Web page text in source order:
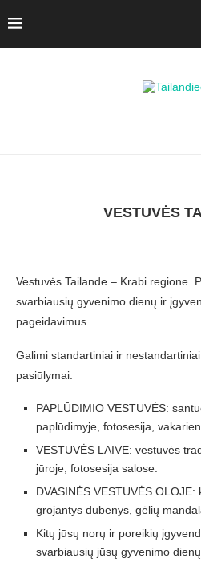
VESTUVĖS
Vestuvės Tailande – Krabi regione.
svarbiausių gyvenimo dienų ir
pageidavimus.
Galimi standartiniai ir
pasiūlymai:
PAPLŪDIMIO VESTUVĖS:
paplūdimyje, fotosesija,
VESTUVĖS LAIVE: vestuvės
jūroje, fotosesija salose.
DVASINĖS VESTUVĖS
grojantys dubenys, gėlių
Kitų jūsų norų ir poreikių
svarbiausių jūsų gyvenimo